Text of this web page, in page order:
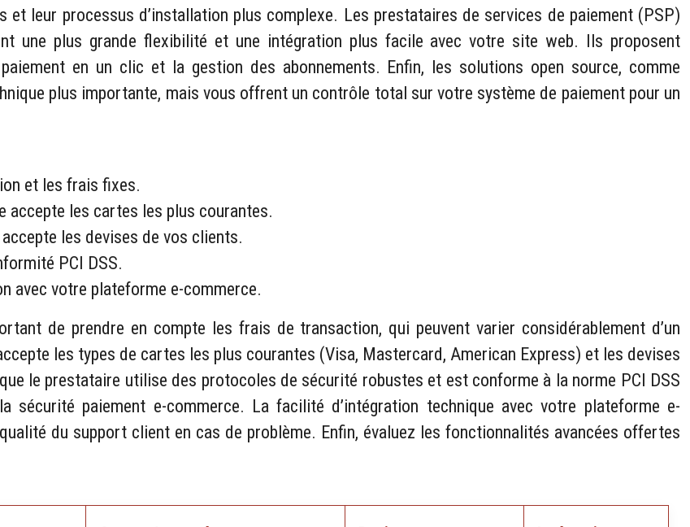
et leur processus d’installation plus complexe. Les prestataires de services de paiement (PSP)
une plus grande flexibilité et une intégration plus facile avec votre site web. Ils proposent
en un clic et la gestion des abonnements. Enfin, les solutions open source, comme
plus importante, mais vous offrent un contrôle total sur votre système de paiement pour un
et les frais fixes.
accepte les cartes les plus courantes.
les devises de vos clients.
PCI DSS.
avec votre plateforme e-commerce.
de prendre en compte les frais de transaction, qui peuvent varier considérablement d’un
les types de cartes les plus courantes (Visa, Mastercard, American Express) et les devises
le prestataire utilise des protocoles de sécurité robustes et est conforme à la norme PCI DSS
paiement e-commerce. La facilité d’intégration technique avec votre plateforme e-
du support client en cas de problème. Enfin, évaluez les fonctionnalités avancées offertes